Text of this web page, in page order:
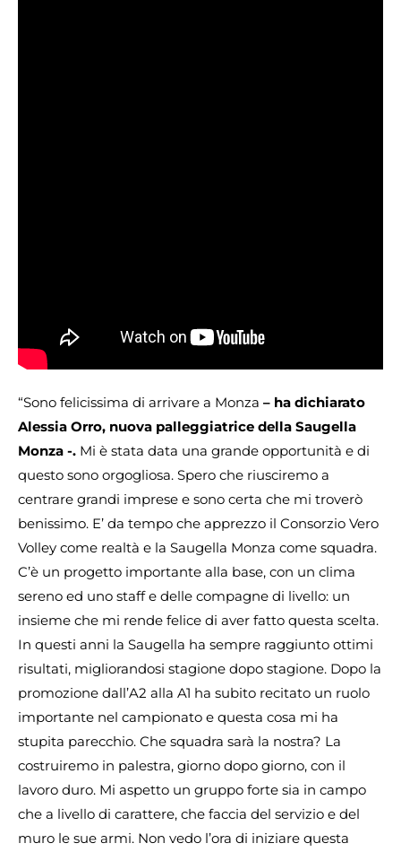
“Sono felicissima di arrivare a Monza – ha dichiarato
Alessia Orro, nuova palleggiatrice della Saugella
Monza -. Mi è stata data una grande opportunità e di
questo sono orgogliosa. Spero che riusciremo a
centrare grandi imprese e sono certa che mi troverò
benissimo. E’ da tempo che apprezzo il Consorzio Vero
Volley come realtà e la Saugella Monza come squadra.
C’è un progetto importante alla base, con un clima
sereno ed uno staff e delle compagne di livello: un
insieme che mi rende felice di aver fatto questa scelta.
In questi anni la Saugella ha sempre raggiunto ottimi
risultati, migliorandosi stagione dopo stagione. Dopo la
promozione dall’A2 alla A1 ha subito recitato un ruolo
importante nel campionato e questa cosa mi ha
stupita parecchio. Che squadra sarà la nostra? La
costruiremo in palestra, giorno dopo giorno, con il
lavoro duro. Mi aspetto un gruppo forte sia in campo
che a livello di carattere, che faccia del servizio e del
muro le sue armi. Non vedo l’ora di iniziare questa